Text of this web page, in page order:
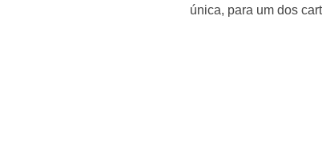
única, para um dos